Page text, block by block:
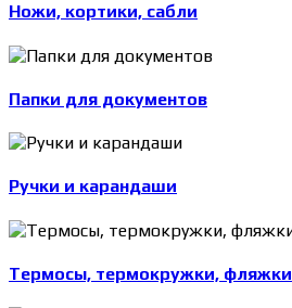
Ножи, кортики, сабли
Папки для документов
Ручки и карандаши
Термосы, термокружки, фляжки